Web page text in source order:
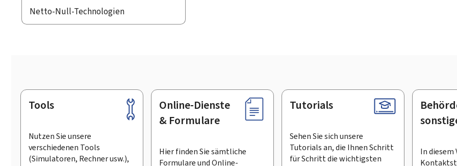
Netto-Null-Technologien
Footer
Tools
Nutzen Sie unsere
verschiedenen Tools
(Simulatoren, Rechner usw.),
Online-Dienste
& Formulare
Hier finden Sie sämtliche
Formulare und Online-
Tutorials
Sehen Sie sich unsere
Tutorials an, die Ihnen Schritt
für Schritt die wichtigsten
In diesem